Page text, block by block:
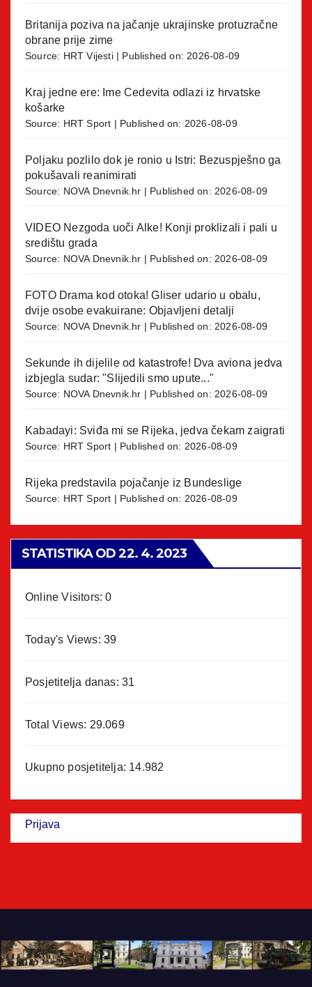
Britanija poziva na jačanje ukrajinske protuzračne
obrane prije zime
Source: HRT Vijesti Published on: 2026-08-09
Kraj jedne ere: Ime Cedevita odlazi iz hrvatske
košarke
Source: HRT Sport Published on: 2026-08-09
Poljaku pozlilo dok je ronio u Istri: Bezuspješno ga
pokušavali reanimirati
Source: NOVA Dnevnik.hr Published on: 2026-08-09
VIDEO Nezgoda uoči Alke! Konji proklizali i pali u
središtu grada
Source: NOVA Dnevnik.hr Published on: 2026-08-09
FOTO Drama kod otoka! Gliser udario u obalu,
dvije osobe evakuirane: Objavljeni detalji
Source: NOVA Dnevnik.hr Published on: 2026-08-09
Sekunde ih dijelile od katastrofe! Dva aviona jedva
izbjegla sudar: "Slijedili smo upute..."
Source: NOVA Dnevnik.hr Published on: 2026-08-09
Kabadayi: Sviđa mi se Rijeka, jedva čekam zaigrati
Source: HRT Sport Published on: 2026-08-09
Rijeka predstavila pojačanje iz Bundeslige
Source: HRT Sport Published on: 2026-08-09
STATISTIKA OD 22. 4. 2023
Online Visitors:0
Today's Views: 39
Posjetitelja danas: 31
Total Views: 29.069
Ukupno posjetitelja: 14.982
Prijava